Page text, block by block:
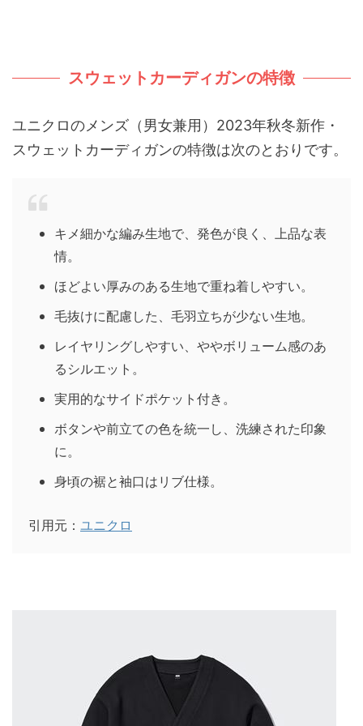
スウェットカーディガンの特徴
ユニクロのメンズ（男女兼用）2023年秋冬新作・
スウェットカーディガンの特徴は次のとおりです。
キメ細かな編み生地で、発色が良く、上品な表
情。
ほどよい厚みのある生地で重ね着しやすい。
毛抜けに配慮した、毛羽立ちが少ない生地。
レイヤリングしやすい、ややボリューム感のあ
るシルエット。
実用的なサイドポケット付き。
ボタンや前立ての色を統一し、洗練された印象
に。
身頃の裾と袖口はリブ仕様。
引用元： ユニクロ